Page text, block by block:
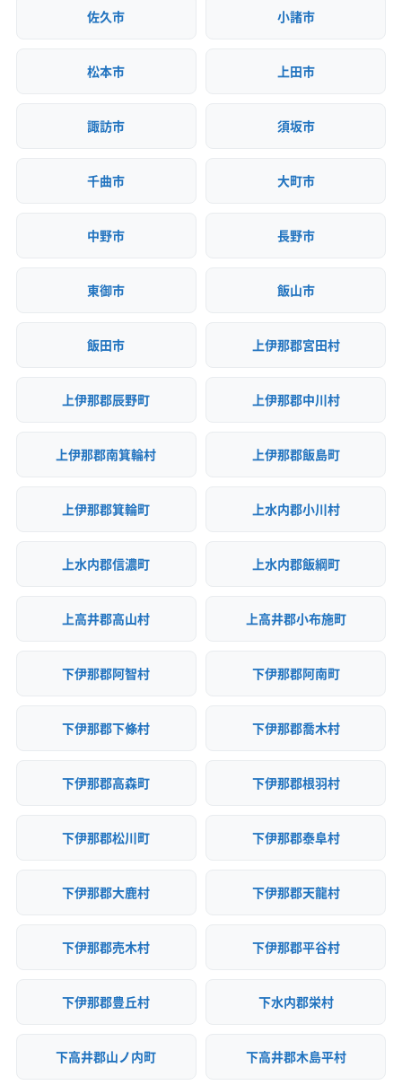
佐久市 小諸市
松本市 上田市
諏訪市 須坂市
千曲市 大町市
中野市 長野市
東御市 飯山市
飯田市 上伊那郡宮田村
上伊那郡辰野町 上伊那郡中川村
上伊那郡南箕輪村 上伊那郡飯島町
上伊那郡箕輪町 上水内郡小川村
上水内郡信濃町 上水内郡飯綱町
上高井郡高山村 上高井郡小布施町
下伊那郡阿智村 下伊那郡阿南町
下伊那郡下條村 下伊那郡喬木村
下伊那郡高森町 下伊那郡根羽村
下伊那郡松川町 下伊那郡泰阜村
下伊那郡大鹿村 下伊那郡天龍村
下伊那郡売木村 下伊那郡平谷村
下伊那郡豊丘村 下水内郡栄村
下高井郡山ノ内町 下高井郡木島平村